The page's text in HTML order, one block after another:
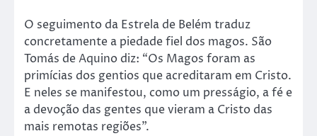
O seguimento da Estrela de Belém traduz
concretamente a piedade fiel dos magos. São
Tomás de Aquino diz: “Os Magos foram as
primícias dos gentios que acreditaram em Cristo.
E neles se manifestou, como um presságio, a fé e
a devoção das gentes que vieram a Cristo das
mais remotas regiões”.